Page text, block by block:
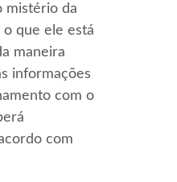
mistério da
que ele está
maneira
informações
com o
com